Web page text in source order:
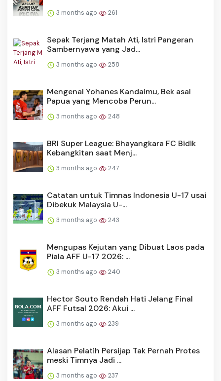
3 months ago 261
Sepak Terjang Matah Ati, Istri Pangeran
Sambernyawa yang Jad...
3 months ago 258
Mengenal Yohanes Kandaimu, Bek asal
Papua yang Mencoba Perun...
3 months ago 248
BRI Super League: Bhayangkara FC Bidik
Kebangkitan saat Menj...
3 months ago 247
Catatan untuk Timnas Indonesia U-17 usai
Dibekuk Malaysia U-...
3 months ago 243
Mengupas Kejutan yang Dibuat Laos pada
Piala AFF U-17 2026: ...
3 months ago 240
Hector Souto Rendah Hati Jelang Final
AFF Futsal 2026: Akui ...
3 months ago 239
Alasan Pelatih Persijap Tak Pernah Protes
meski Timnya Jadi ...
3 months ago 237